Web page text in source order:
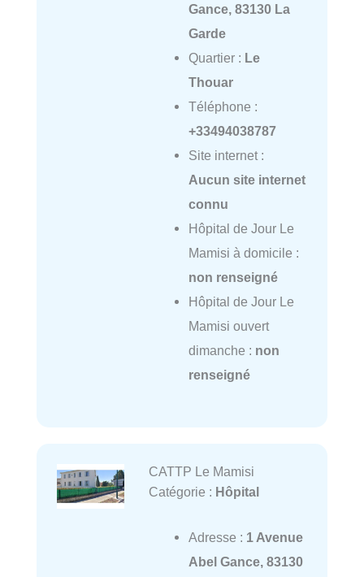
Gance, 83130 La
Garde
Quartier : Le
Thouar
Téléphone :
+33494038787
Site internet :
Aucun site internet
connu
Hôpital de Jour Le
Mamisi à domicile :
non renseigné
Hôpital de Jour Le
Mamisi ouvert
dimanche : non
renseigné
CATTP Le Mamisi
Catégorie : Hôpital
Adresse : 1 Avenue
Abel Gance, 83130